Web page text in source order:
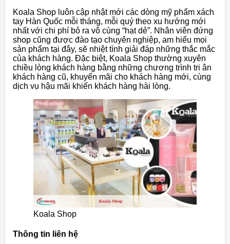
Koala Shop luôn cập nhật mới các dòng mỹ phẩm xách
tay Hàn Quốc mỗi tháng, mỗi quý theo xu hướng mới
nhất với chi phí bỏ ra vô cùng “hạt dẻ”. Nhân viên đứng
shop cũng được đào tạo chuyên nghiệp, am hiểu mọi
sản phẩm tại đây, sẽ nhiệt tình giải đáp những thắc mắc
của khách hàng. Đặc biệt, Koala Shop thường xuyên
chiều lòng khách hàng bằng những chương trình tri ân
khách hàng cũ, khuyến mãi cho khách hàng mới, cùng
dịch vụ hậu mãi khiến khách hàng hài lòng.
Koala Shop
Thông tin liên hệ